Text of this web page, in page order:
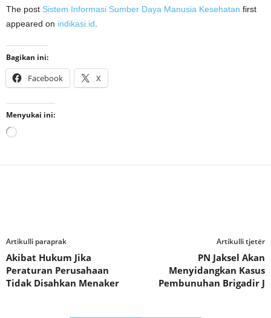
The post Sistem Informasi Sumber Daya Manusia Kesehatan first
appeared on indikasi.id.
Bagikan ini:
Facebook X
Menyukai ini:
Memuat...
Artikulli paraprak
Akibat Hukum Jika
Peraturan Perusahaan
Tidak Disahkan Menaker
Artikulli tjetër
PN Jaksel Akan
Menyidangkan Kasus
Pembunuhan Brigadir J